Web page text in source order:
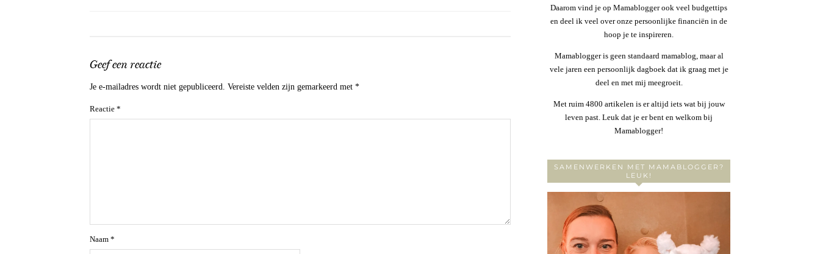
Geef een reactie
Je e-mailadres wordt niet gepubliceerd. Vereiste velden zijn gemarkeerd met *
Reactie *
Naam *
Daarom vind je op Mamablogger ook veel budgettips
en deel ik veel over onze persoonlijke financiën in de
hoop je te inspireren.
Mamablogger is geen standaard mamablog, maar al
vele jaren een persoonlijk dagboek dat ik graag met je
deel en met mij meegroeit.
Met ruim 4800 artikelen is er altijd iets wat bij jouw
leven past. Leuk dat je er bent en welkom bij
Mamablogger!
SAMENWERKEN MET MAMABLOGGER?
LEUK!